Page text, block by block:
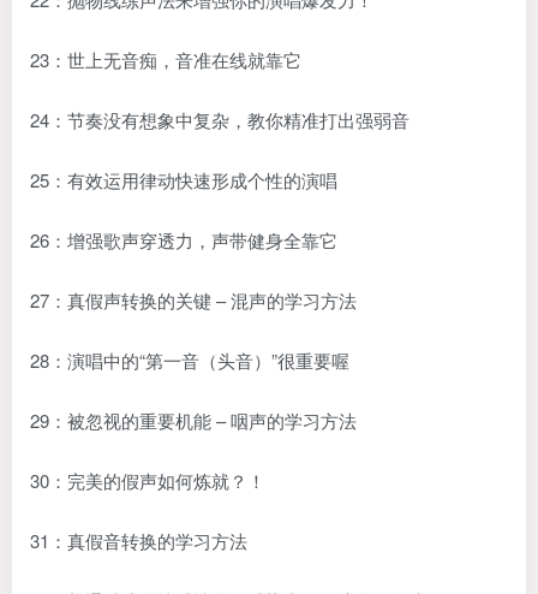
23：世上无音痴，音准在线就靠它
24：节奏没有想象中复杂，教你精准打出强弱音
25：有效运用律动快速形成个性的演唱
26：增强歌声穿透力，声带健身全靠它
27：真假声转换的关键 – 混声的学习方法
28：演唱中的“第一音（头音）”很重要喔
29：被忽视的重要机能 – 咽声的学习方法
30：完美的假声如何炼就？！
31：真假音转换的学习方法